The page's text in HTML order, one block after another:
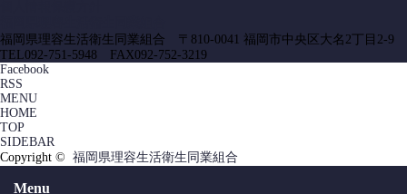
福岡県理容生活衛生同業組合 〒810-0041 福岡市中央区大名2丁目2-9
TEL092-751-5948 FAX092-752-3219
Facebook
RSS
MENU
HOME
TOP
SIDEBAR
Copyright © 福岡県理容生活衛生同業組合
Menu